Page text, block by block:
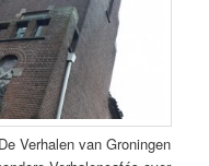
Verhalen van Groningen